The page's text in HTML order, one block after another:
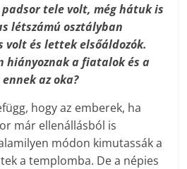
tele volt, még hátuk is
létszámú osztályban
és lettek elsőáldozók.
hiányoznak a fiatalok és a
az oka?
hogy az emberek, ha
már ellenállásból is
módon kimutassák a
a templomba. De a népies